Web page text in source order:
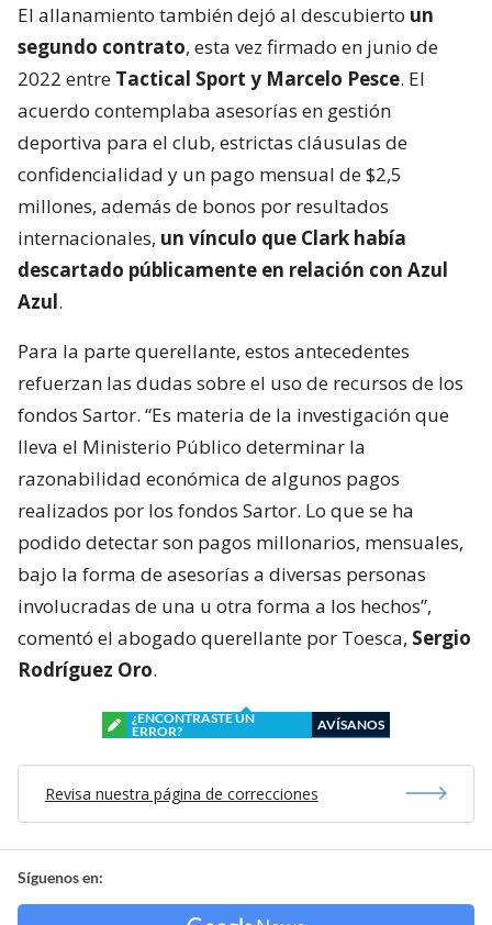
El allanamiento también dejó al descubierto un
segundo contrato, esta vez firmado en junio de
2022 entre Tactical Sport y Marcelo Pesce. El
acuerdo contemplaba asesorías en gestión
deportiva para el club, estrictas cláusulas de
confidencialidad y un pago mensual de $2,5
millones, además de bonos por resultados
internacionales, un vínculo que Clark había
descartado públicamente en relación con Azul
Azul.
Para la parte querellante, estos antecedentes
refuerzan las dudas sobre el uso de recursos de los
fondos Sartor. “Es materia de la investigación que
lleva el Ministerio Público determinar la
razonabilidad económica de algunos pagos
realizados por los fondos Sartor. Lo que se ha
podido detectar son pagos millonarios, mensuales,
bajo la forma de asesorías a diversas personas
involucradas de una u otra forma a los hechos”,
comentó el abogado querellante por Toesca, Sergio
Rodríguez Oro.
¿ENCONTRASTE UN
ERROR?
AVÍSANOS
Revisa nuestra página de correcciones
Síguenos en: